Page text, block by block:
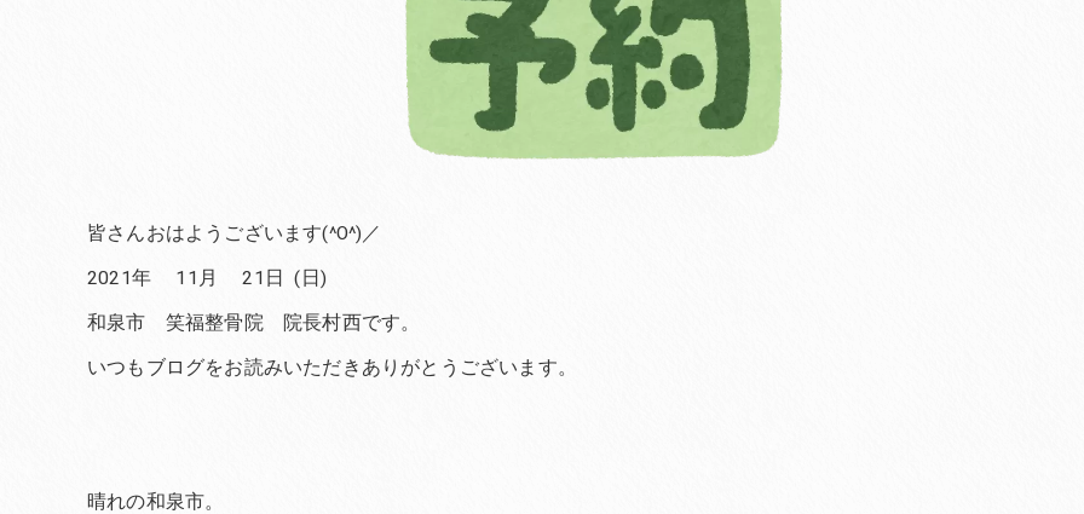
皆さんおはようございます(^O^)／
2021年 11月 21日 (日)
和泉市 笑福整骨院 院長村西です。
いつもブログをお読みいただきありがとうございます。
晴れの和泉市。